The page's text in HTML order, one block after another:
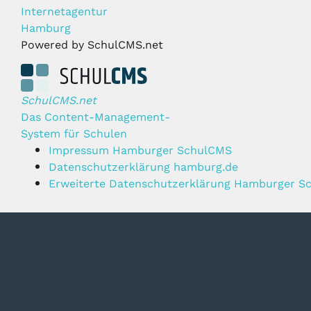
Internetagentur
Hamburg
Powered by SchulCMS.net
SchulCMS.net
Das Content-Management-
System für Schulen
Impressum Hamburger SchulCMS
Datenschutzerklärung hamburg.de
Erweiterte Datenschutzerklärung Hamburger